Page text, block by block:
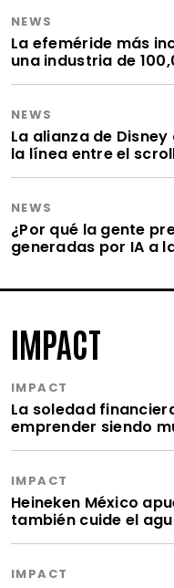
NEWS
La efeméride más
una industria de
NEWS
La alianza de
la línea entre el
NEWS
¿Por qué la gente
generadas por IA a
IMPACT
IMPACT
La soledad
emprender siendo
IMPACT
Heineken México
también cuide el
IMPACT